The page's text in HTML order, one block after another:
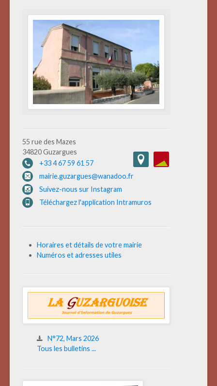
55 rue des Mazes
34820 Guzargues
+33 4 67 59 61 57
mairie.guzargues@wanadoo.fr
Suivez-nous sur Instagram
Téléchargez l'application Intramuros
Horaires et détails de votre mairie
Numéros et adresses utiles
N°72, Mars 2026
Tous les bulletins ...